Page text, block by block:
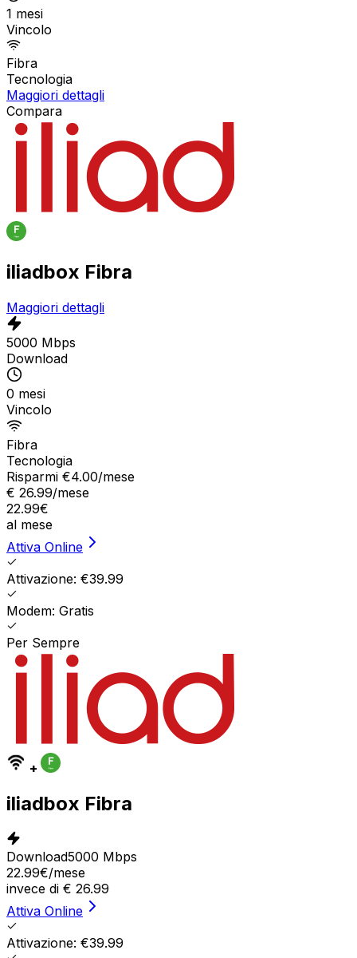
1 mesi
Vincolo
Fibra
Tecnologia
Maggiori dettagli
Compara
iliadbox Fibra
Maggiori dettagli
5000 Mbps
Download
0 mesi
Vincolo
Fibra
Tecnologia
Risparmi €4.00/mese
€ 26.99/mese
22.99€
al mese
Attiva Online
Attivazione: €39.99
Modem: Gratis
Per Sempre
+
iliadbox Fibra
Download5000 Mbps
22.99€/mese
invece di € 26.99
Attiva Online
Attivazione: €39.99